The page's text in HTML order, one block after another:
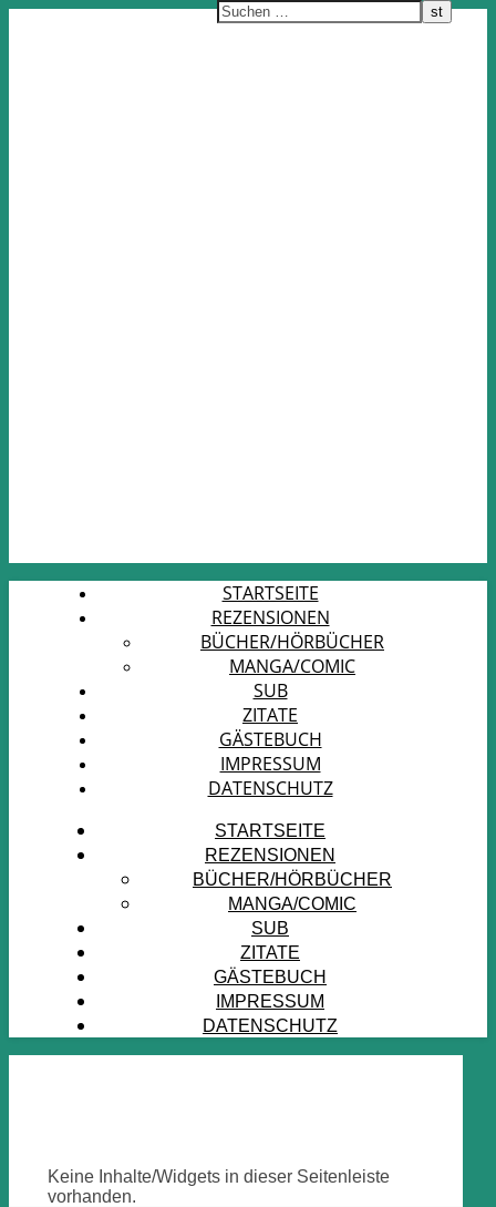
STARTSEITE
REZENSIONEN
BÜCHER/HÖRBÜCHER
MANGA/COMIC
SUB
ZITATE
GÄSTEBUCH
IMPRESSUM
DATENSCHUTZ
STARTSEITE
REZENSIONEN
BÜCHER/HÖRBÜCHER
MANGA/COMIC
SUB
ZITATE
GÄSTEBUCH
IMPRESSUM
DATENSCHUTZ
Keine Inhalte/Widgets in dieser Seitenleiste
vorhanden.